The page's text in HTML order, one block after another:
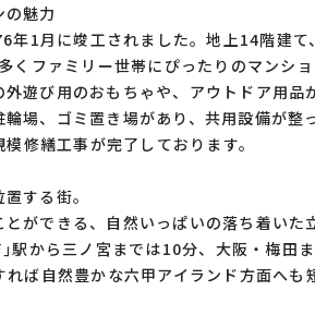
魅力
年1月に竣工されました。地上14階建て
くファミリー世帯にぴったりのマンショ
遊び用のおもちゃや、アウトドア用品
場、ゴミ置き場があり、共用設備が整
修繕工事が完了しております。
する街。
ができる、自然いっぱいの落ち着いた
駅から三ノ宮までは10分、大阪・梅田
ば自然豊かな六甲アイランド方面へも